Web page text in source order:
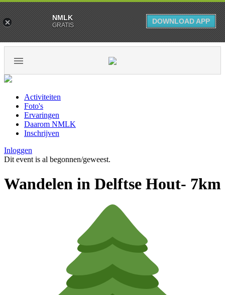
Activiteiten
Foto's
Ervaringen
Daarom NMLK
Inschrijven
Inloggen
Dit event is al begonnen/geweest.
Wandelen in Delftse Hout- 7km
NMLK
GRATIS DOWNLOAD APP